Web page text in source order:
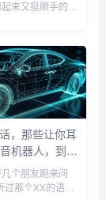
来又挺顺手的AI
一圈，还真发现
它们可能没那些付
功能也未必面
，那些让你耳
机器人，到底
？
个朋友跑来问
过那个XX的语音